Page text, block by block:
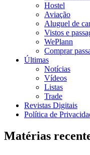
Hostel
Aviação
Aluguel de
Vistos e
WePlann
Comprar
Últimas
Notícias
Vídeos
Listas
Trade
Revistas Digitais
Política de
Matérias